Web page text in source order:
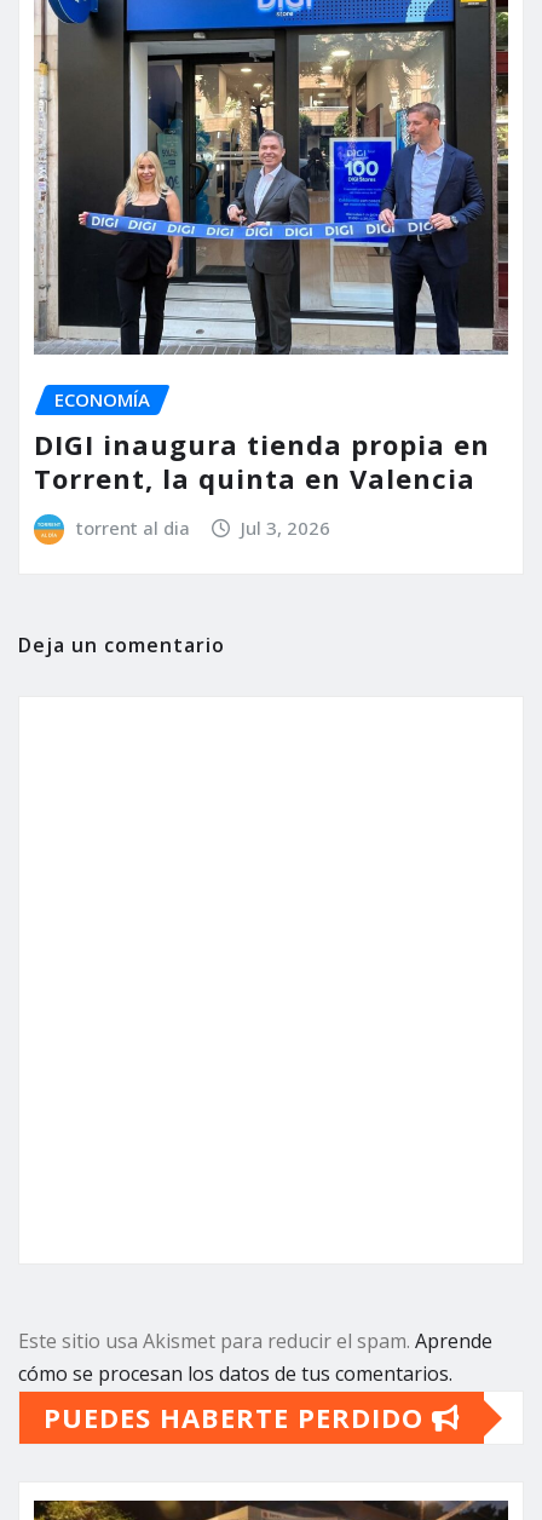
ECONOMÍA
DIGI inaugura tienda propia en
Torrent, la quinta en Valencia
torrent al dia Jul 3, 2026
Deja un comentario
Este sitio usa Akismet para reducir el spam. Aprende
cómo se procesan los datos de tus comentarios.
PUEDES HABERTE PERDIDO